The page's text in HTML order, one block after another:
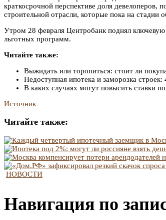
краткосрочной перспективе доля
строительной отрасли, которые пока на стадии
Утром 28 февраля Центробанк поднял ключевую
льготных программ.
Читайте также:
Выжидать или торопиться: стоит ли
Недоступная ипотека и заморозка
В каких случаях могут повысить ставки
Источник
Читайте также:
НОВОСТИ
Навигация по